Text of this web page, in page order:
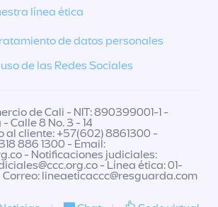
línea ética
de datos personales
de las Redes Sociales
de Cali - NIT: 890399001-1 -
Calle 8 No. 3 - 14
al cliente: +57(602) 8861300 -
886 1300 - Email:
- Notificaciones judiciales:
- Línea ética: 01-
lineaeticaccc@resguarda.com